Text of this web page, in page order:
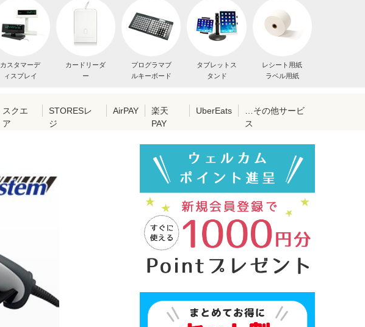
カスタマーデ
ィスプレイ
カードリーダ
ー
プログラマブ
ルキーボード
タブレットス
タンド
レシート用紙
ラベル用紙
スクエ
ア
STORESレ
ジ
AirPAY
楽天
PAY
UberEats
…その他サービ
ス